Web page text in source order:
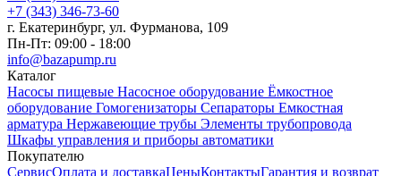
+7 (343) 346-73-‬60
г. Екатеринбург, ул. Фурманова, 109
Пн-Пт: 09:00 - 18:00
info@bazapump.ru
Каталог
Насосы пищевые Насосное оборудование Ёмкостное
оборудование Гомогенизаторы Сепараторы Емкостная
арматура Нержавеющие трубы Элементы трубопровода
Шкафы управления и приборы автоматики
Покупателю
СервисОплата и доставкаЦеныКонтактыГарантия и возврат